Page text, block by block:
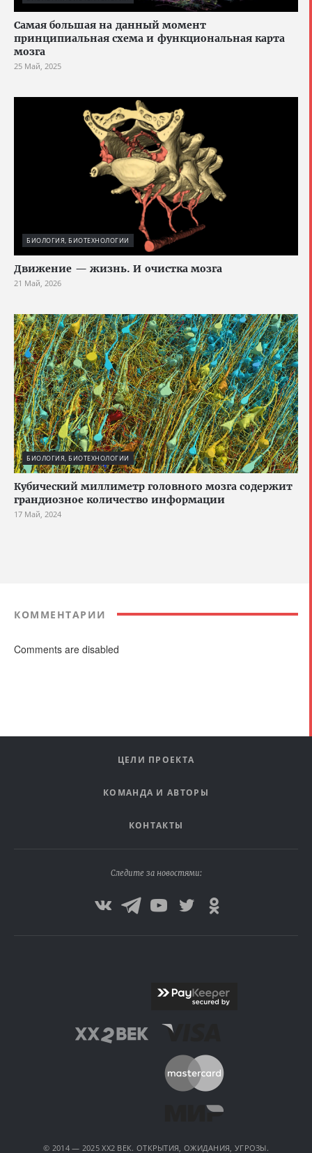
Cамая большая на данный момент
принципиальная схема и функциональная карта
мозга
25 Май, 2025
БИОЛОГИЯ, БИОТЕХНОЛОГИИ
Движение — жизнь. И очистка мозга
21 Май, 2026
БИОЛОГИЯ, БИОТЕХНОЛОГИИ
Кубический миллиметр головного мозга содержит
грандиозное количество информации
17 Май, 2024
КОММЕНТАРИИ
Comments are disabled
ЦЕЛИ ПРОЕКТА
КОМАНДА И АВТОРЫ
КОНТАКТЫ
Следите за новостями:
© 2014 — 2025 XX2 ВЕК. ОТКРЫТИЯ, ОЖИДАНИЯ, УГРОЗЫ.